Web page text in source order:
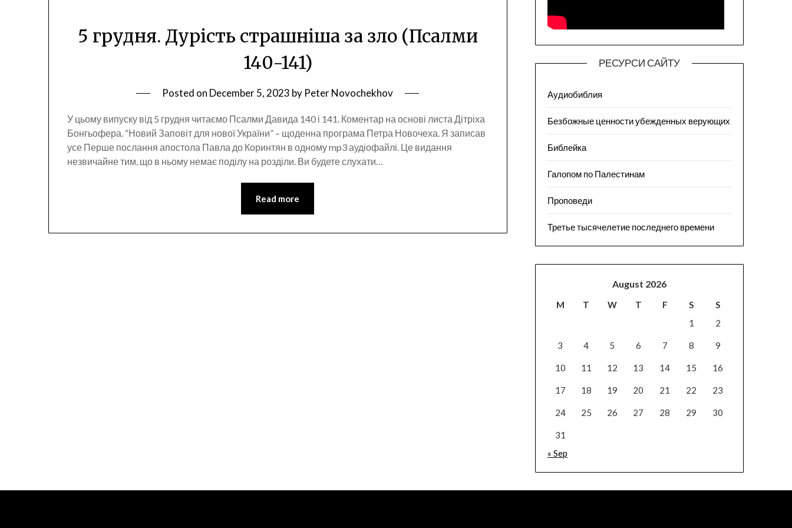
5 грудня. Дурість страшніша за зло (Псалми
140-141)
Posted on December 5, 2023 by Peter Novochekhov
У цьому випуску від 5 грудня читаємо Псалми Давида 140 і 141. Коментар на основі листа Дітріха
Бонгьофера. “Новий Заповіт для нової України” – щоденна програма Петра Новочеха. Я записав
усе Перше послання апостола Павла до Коринтян в одному mp3 аудіофайлі. Це видання
незвичайне тим, що в ньому немає поділу на розділи. Ви будете слухати…
Read more
РЕСУРСИ САЙТУ
Аудиобиблия
Безбожные ценности убежденных верующих
Библейка
Галопом по Палестинам
Проповеди
Третье тысячелетие последнего времени
August 2026
M T W T F S
S
1
2
3 4 5 6 7 8 9
10 11 12 13 14 15 16
17 18 19 20 21 22 23
24 25 26 27 28 29 30
31
« Sep